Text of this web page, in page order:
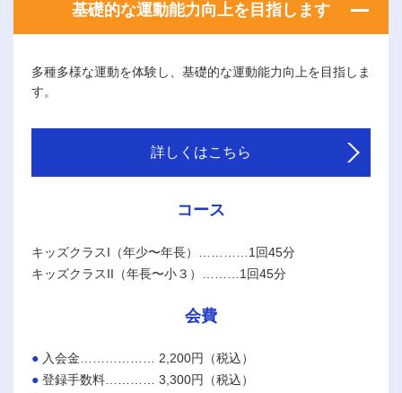
基礎的な運動能力向上を目指します
多種多様な運動を体験し、基礎的な運動能力向上を目指しま
す。
詳しくはこちら
コース
キッズクラスI（年少〜年長）…………1回45分
キッズクラスII（年長〜小３）………1回45分
会費
入会金……………… 2,200円（税込）
登録手数料………… 3,300円（税込）